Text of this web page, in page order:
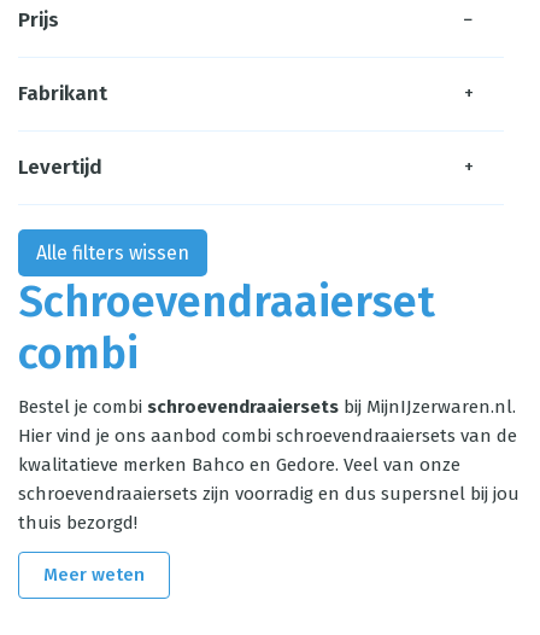
Schroevendraaierset
combi
Bestel je combi schroevendraaiersets bij MijnIJzerwaren.nl.
Hier vind je ons aanbod combi schroevendraaiersets van de
kwalitatieve merken Bahco en Gedore. Veel van onze
schroevendraaiersets zijn voorradig en dus supersnel bij jou
thuis bezorgd!
Meer weten
Prijs −
Fabrikant +
Levertijd +
Alle filters wissen